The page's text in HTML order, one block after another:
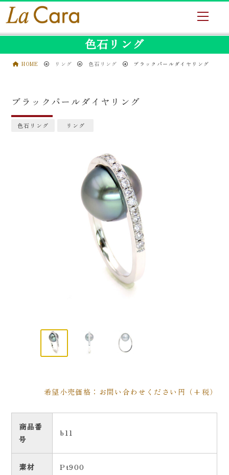
色石リング
HOME リング 色石リング ブラックパールダイヤリング
ブラックパールダイヤリング
色石リング リング
希望小売価格：お問い合わせください円（+税）
商品番
号
b11
素材 Pt900